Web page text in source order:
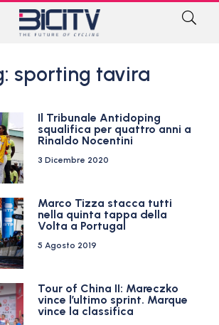
sporting tavira
Il Tribunale Antidoping
squalifica per quattro anni a
Rinaldo Nocentini
3 Dicembre 2020
Marco Tizza stacca tutti
nella quinta tappa della
Volta a Portugal
5 Agosto 2019
Tour of China II: Mareczko
vince l’ultimo sprint. Marque
vince la classifica